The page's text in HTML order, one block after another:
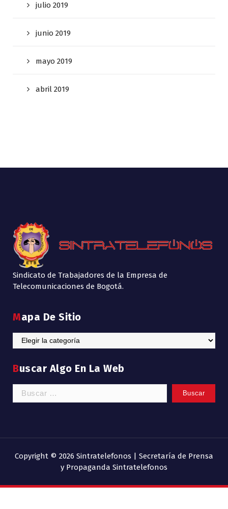
julio 2019
junio 2019
mayo 2019
abril 2019
Sindicato de Trabajadores de la Empresa de
Telecomunicaciones de Bogotá.
Mapa De Sitio
Mapa
de
Buscar Algo En La Web
Buscar:
Copyright © 2026 Sintratelefonos | Secretaría de Prensa
y Propaganda Sintratelefonos